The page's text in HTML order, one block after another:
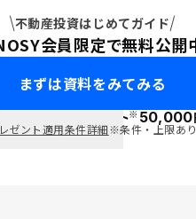
不動産投資はじめてガイド
会員限定で無料公開
まずは資料をみてみる
で ポイント※50,000
ゼント適用条件詳細※条件・上限あり